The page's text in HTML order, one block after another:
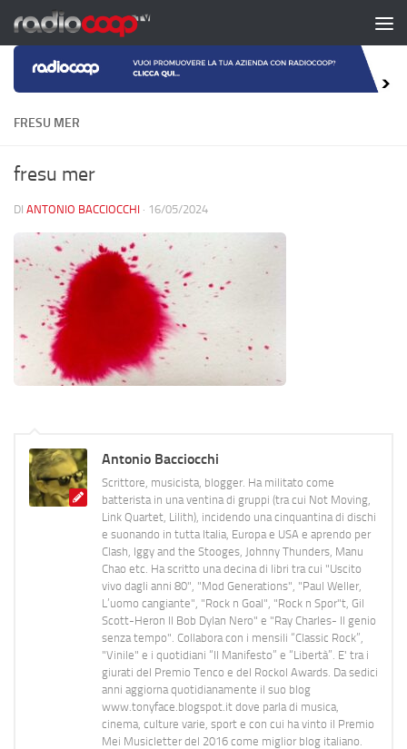
Salta al contenuto
FRESU MER
fresu mer
DI ANTONIO BACCIOCCHI · 16/05/2024
Antonio Bacciocchi
Scrittore, musicista, blogger. Ha militato come
batterista in una ventina di gruppi (tra cui Not Moving,
Link Quartet, Lilith), incidendo una cinquantina di dischi
e suonando in tutta Italia, Europa e USA e aprendo per
Clash, Iggy and the Stooges, Johnny Thunders, Manu
Chao etc. Ha scritto una decina di libri tra cui "Uscito
vivo dagli anni 80", "Mod Generations", "Paul Weller,
L’uomo cangiante", "Rock n Goal", "Rock n Spor"t, Gil
Scott-Heron Il Bob Dylan Nero" e "Ray Charles- Il genio
senza tempo". Collabora con i mensili “Classic Rock”,
"Vinile" e i quotidiani “Il Manifesto” e “Libertà”. E' tra i
giurati del Premio Tenco e del Rockol Awards. Da sedici
anni aggiorna quotidianamente il suo blog
www.tonyface.blogspot.it dove parla di musica,
cinema, culture varie, sport e con cui ha vinto il Premio
Mei Musicletter del 2016 come miglior blog italiano.